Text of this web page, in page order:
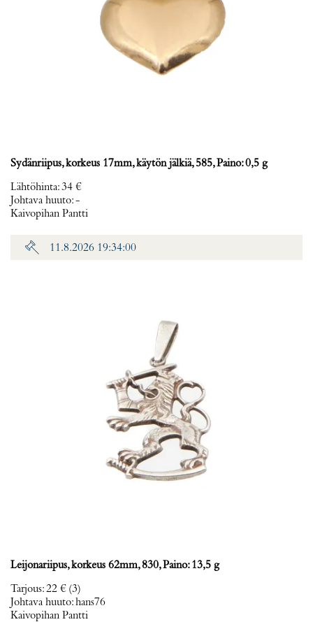
Sydänriipus, korkeus 17mm, käytön jälkiä, 585, Paino: 0,5 g
Lähtöhinta:34 €
Johtava huuto:-
Kaivopihan Pantti
11.8.2026 19:34:00
Leijonariipus, korkeus 62mm, 830, Paino: 13,5 g
Tarjous:22 € (3)
Johtava huuto:hans76
Kaivopihan Pantti